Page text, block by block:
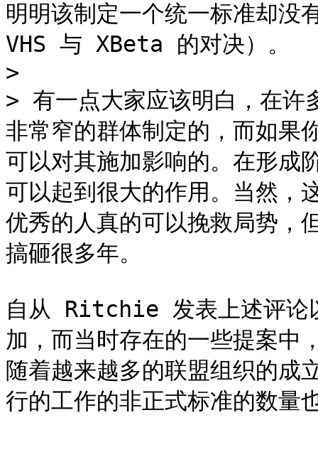
明明该制定一个统一标准却没
VHS 与 XBeta 的对决）。
>
> 有一点大家应该明白，在许
非常窄的群体制定的，而如果
可以对其施加影响的。在形成
可以起到很大的作用。当然，
优秀的人真的可以挽救局势，
搞砸很多年。
自从 Ritchie 发表上述评论
加，而当时存在的一些提案中
随着越来越多的联盟组织的
行的工作的非正式标准的数量